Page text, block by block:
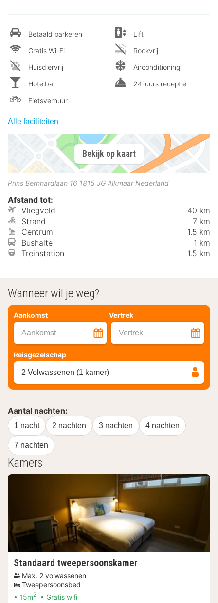
Betaald parkeren
Gratis Wi-Fi
Huisdiervrij
Hotelbar
Fietsverhuur
Lift
Rookvrij
Airconditioning
24-uurs receptie
Alle faciliteiten
Bekijk op kaart
Prins Bernhardlaan 16 1815 JG Alkmaar Nederland
Afstand tot:
Vliegveld
40 km
Strand
7 km
Centrum
1.5 km
Bushalte
1 km
Treinstation
1.5 km
Wanneer wil je weg?
Aankomst Vertrek
Aankomst Vertrek
Reisgezelschap
2 Volwassenen (1 kamer)
Aantal nachten:
1 nacht 2 nachten 3 nachten 4 nachten
7 nachten
Kamers
Standaard tweepersoonskamer
Max. 2 volwassenen
Tweepersoonsbed
15m2 Gratis wifi